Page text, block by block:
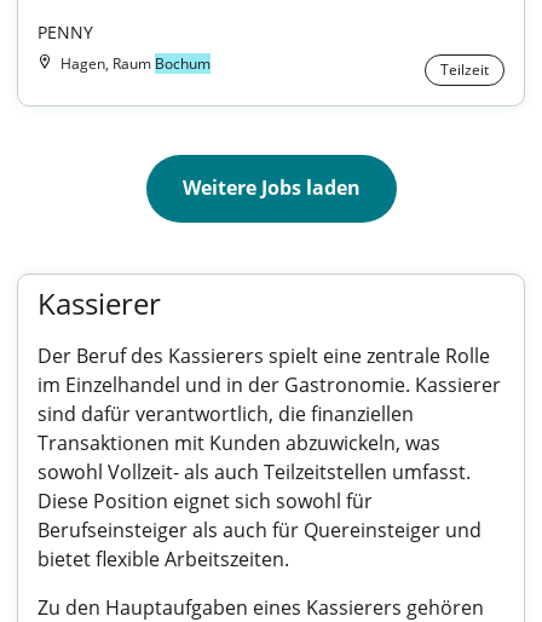
PENNY
Hagen, Raum Bochum Teilzeit
Weitere Jobs laden
Kassierer
Der Beruf des Kassierers spielt eine zentrale Rolle
im Einzelhandel und in der Gastronomie. Kassierer
sind dafür verantwortlich, die finanziellen
Transaktionen mit Kunden abzuwickeln, was
sowohl Vollzeit- als auch Teilzeitstellen umfasst.
Diese Position eignet sich sowohl für
Berufseinsteiger als auch für Quereinsteiger und
bietet flexible Arbeitszeiten.
Zu den Hauptaufgaben eines Kassierers gehören